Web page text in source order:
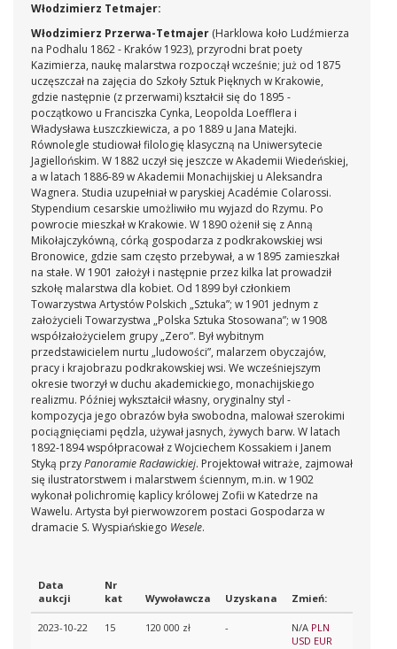
niejednokrotnie malował, miała dla niego szczególne
znaczenie. Było to nie tylko rodzinne gniazdo, gdzie mieszkał
wraz z żoną i ośmiorgiem dzieci, dom otwarty, ale i motyw,
który w jego twórczości posiada swoistą symbolikę. Jest to
miejsce, gdzie spotykają się mieszkańcy dwóch światów -
szlacheckiego i polskiej wsi, którzy w przyszłości razem
odzyskają wolność.
Włodzimierz Tetmajer:
Włodzimierz Przerwa-Tetmajer (Harklowa koło Ludźmierza
na Podhalu 1862 - Kraków 1923), przyrodni brat poety
Kazimierza, naukę malarstwa rozpoczął wcześnie; już od 1875
uczęszczał na zajęcia do Szkoły Sztuk Pięknych w Krakowie,
gdzie następnie (z przerwami) kształcił się do 1895 -
początkowo u Franciszka Cynka, Leopolda Loefflera i
Władysława Łuszczkiewicza, a po 1889 u Jana Matejki.
Równolegle studiował filologię klasyczną na Uniwersytecie
Jagiellońskim. W 1882 uczył się jeszcze w Akademii Wiedeńskiej,
a w latach 1886-89 w Akademii Monachijskiej u Aleksandra
Wagnera. Studia uzupełniał w paryskiej Académie Colarossi.
Stypendium cesarskie umożliwiło mu wyjazd do Rzymu. Po
powrocie mieszkał w Krakowie. W 1890 ożenił się z Anną
Mikołajczykówną, córką gospodarza z podkrakowskiej wsi
Bronowice, gdzie sam często przebywał, a w 1895 zamieszkał
na stałe. W 1901 założył i następnie przez kilka lat prowadził
szkołę malarstwa dla kobiet. Od 1899 był członkiem
Towarzystwa Artystów Polskich „Sztuka”; w 1901 jednym z
założycieli Towarzystwa „Polska Sztuka Stosowana”; w 1908
współzałożycielem grupy „Zero”. Był wybitnym
przedstawicielem nurtu „ludowości”, malarzem obyczajów,
pracy i krajobrazu podkrakowskiej wsi. We wcześniejszym
okresie tworzył w duchu akademickiego, monachijskiego
realizmu. Później wykształcił własny, oryginalny styl -
kompozycja jego obrazów była swobodna, malował szerokimi
pociągnięciami pędzla, używał jasnych, żywych barw. W latach
1892-1894 współpracował z Wojciechem Kossakiem i Janem
Styką przyPanoramie Racławickiej. Projektował witraże, zajmował
się ilustratorstwem i malarstwem ściennym, m.in. w 1902
wykonał polichromię kaplicy królowej Zofii w Katedrze na
Wawelu. Artysta był pierwowzorem postaci Gospodarza w
dramacie S. Wyspiańskiego Wesele.
Data
aukcji
Nr
kat
Wywoławcza Uzyskana Zmień:
2023-10-22 15 120 000 zł - N/A PLN
USD EUR